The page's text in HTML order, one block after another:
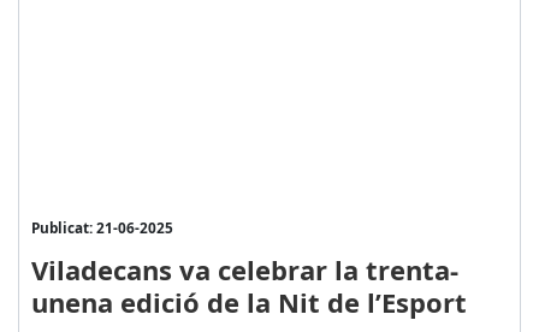
Publicat: 21-06-2025
Viladecans va celebrar la trenta-
unena edició de la Nit de l’Esport